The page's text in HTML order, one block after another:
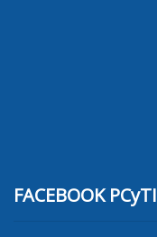
FACEBOOK PCyTI